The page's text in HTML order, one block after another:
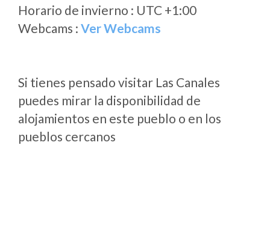
Horario de invierno : UTC +1:00
Webcams : Ver Webcams
Si tienes pensado visitar Las Canales
puedes mirar la disponibilidad de
alojamientos en este pueblo o en los
pueblos cercanos